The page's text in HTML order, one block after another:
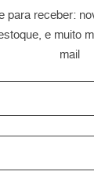
para receber:
e muito
mail